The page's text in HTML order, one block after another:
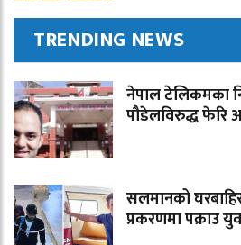
TRENDING NEWS
नेपाल टेलिकमका
पौडेलविरुद्ध फेरि
सलमानको
प्रकरणमा पक्राउ